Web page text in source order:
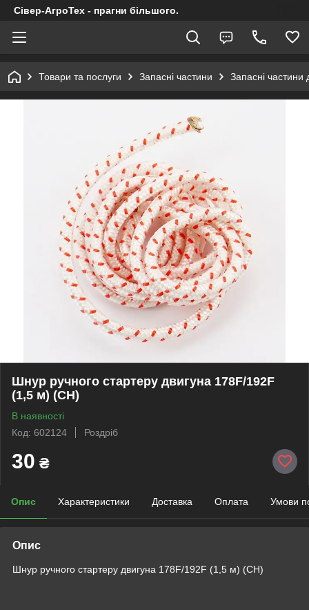
Сівер-АгроТех - прагни більшого.
Товари та послуги Запасні частини Запасні частини
Шнур ручного стартеру двигуна 178F/192F
(1,5 м) (СН)
В наявності
Код: 602124
Роздріб
30 ₴
Опис Характеристики Доставка Оплата Умови
Опис
Шнур ручного стартеру двигуна 178F/192F (1,5 м) (СН)